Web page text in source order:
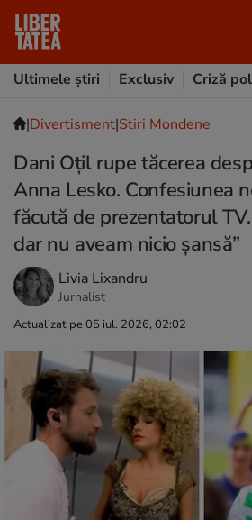
Ultimele știri
Exclusiv Criză
|Divertisment|Stiri Mondene
Dani Oțil rupe tăcerea
Anna Lesko. Confesiunea
făcută de prezentatorul
dar nu aveam nicio șansă”
Livia Lixandru
Jurnalist
Actualizat pe 05 iul. 2026, 02:02